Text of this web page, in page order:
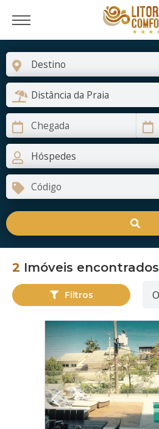
2 Imóveis encontrados
Filtros
Previous